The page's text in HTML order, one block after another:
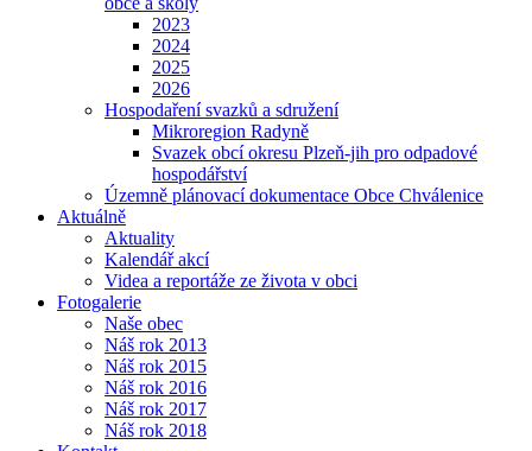
2023
2024
2025
2026
Hospodaření svazků a sdružení
Mikroregion Radyně
Svazek obcí okresu Plzeň-jih pro odpadové
hospodářství
Územně plánovací dokumentace Obce Chválenice
Aktuálně
Aktuality
Kalendář akcí
Videa a reportáže ze života v obci
Fotogalerie
Naše obec
Náš rok 2013
Náš rok 2015
Náš rok 2016
Náš rok 2017
Náš rok 2018